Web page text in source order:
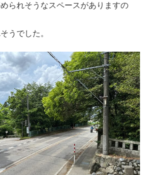
られそうなスペースがありますの
うでした。